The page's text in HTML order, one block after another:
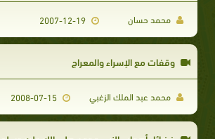
محمد حسان
وقفات مع الإسراء والمعراج
محمد عبد الملك الزغبي